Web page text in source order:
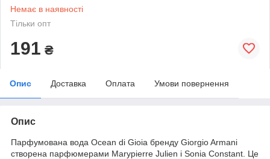
Немає в наявності
Тільки опт
191 ₴
Опис Доставка Оплата Умови повернення
Опис
Парфумована вода Ocean di Gioia бренду Giorgio Armani
створена парфюмерами Marypierre Julien і Sonia Constant. Це